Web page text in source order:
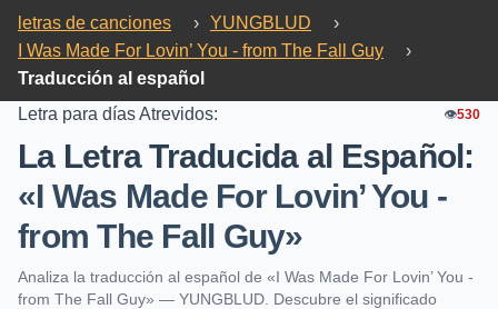
letras de canciones › YUNGBLUD
›
I Was Made For Lovin’ You - from The Fall Guy
›
Traducción al español
Letra para días Atrevidos:
👁️530
La Letra Traducida al Español:
«I Was Made For Lovin’ You -
from The Fall Guy»
Analiza la traducción al español de «I Was Made For Lovin’ You -
from The Fall Guy» — YUNGBLUD. Descubre el significado